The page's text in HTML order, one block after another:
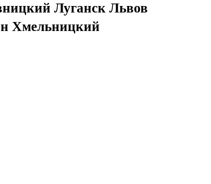
Луганск Львов
Хмельницкий